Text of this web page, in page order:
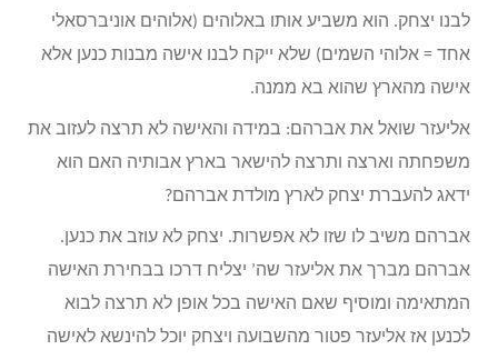
לבנו יצחק. הוא משביע אותו באלוהים (אלוהים אוניברסאלי
אחד = אלוהי השמים) שלא ייקח לבנו אישה מבנות כנען אלא
אישה מהארץ שהוא בא ממנה.
אליעזר שואל את אברהם: במידה והאישה לא תרצה לעזוב את
משפחתה וארצה ותרצה להישאר בארץ אבותיה האם הוא
ידאג להעברת יצחק לארץ מולדת אברהם?
אברהם משיב לו שזו לא אפשרות. יצחק לא עוזב את כנען.
אברהם מברך את אליעזר שה’ יצליח דרכו בבחירת האישה
המתאימה ומוסיף שאם האישה בכל אופן לא תרצה לבוא
לכנען אז אליעזר פטור מהשבועה ויצחק יוכל להינשא לאישה